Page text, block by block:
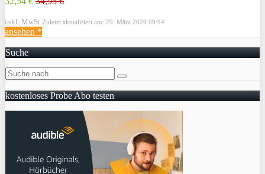
inkl. MwSt. Zuletzt aktualisiert am: 29. März 2026 09:14
ansehen *
Suche
kostenloses Probe Abo testen